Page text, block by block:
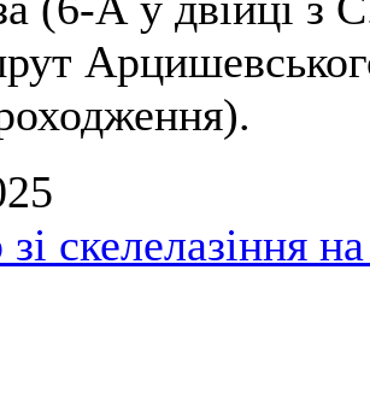
скелелазіння